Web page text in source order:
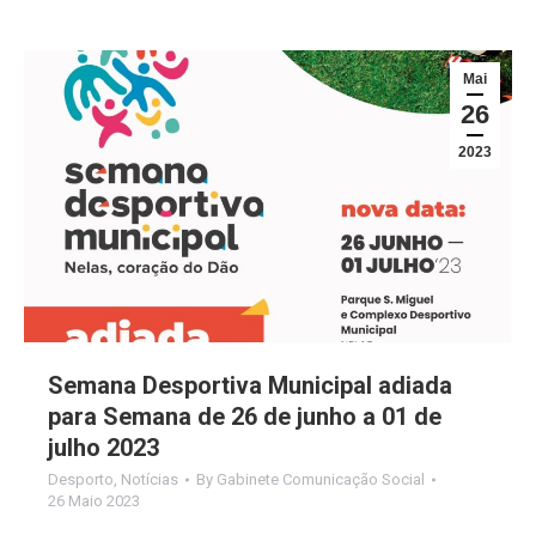
Mai
26
2023
Semana Desportiva Municipal adiada
para Semana de 26 de junho a 01 de
julho 2023
Desporto, Notícias By Gabinete Comunicação Social
26 Maio 2023